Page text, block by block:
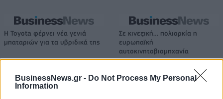
BusinessNews.gr - Do Not Process My Personal
Information
Η Toyota φέρνει νέα γενιά
μπαταριών για τα υβριδικά της
Σε κινεζική… πολιορκία η
ευρωπαϊκή
αυτοκινητοβιομηχανία
Νέο Audi A2 e-tron με στόχο την κορυφή της αποδοτικότητας